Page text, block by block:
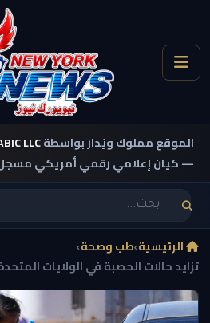
الموقع مملوك ويُدار بواسطةLLC
— كيان إعلامي رقمي أمريكي
الرئيسية›طب وصحة›
تزايد حالات الحصبة في الولايات